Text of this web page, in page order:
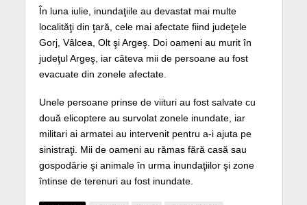
În luna iulie, inundaţiile au devastat mai multe
localităţi din ţară, cele mai afectate fiind judeţele
Gorj, Vâlcea, Olt şi Argeş. Doi oameni au murit în
judeţul Argeş, iar câteva mii de persoane au fost
evacuate din zonele afectate.
Unele persoane prinse de viituri au fost salvate cu
două elicoptere au survolat zonele inundate, iar
militari ai armatei au intervenit pentru a-i ajuta pe
sinistraţi. Mii de oameni au rămas fără casă sau
gospodărie şi animale în urma inundaţiilor şi zone
întinse de terenuri au fost inundate.